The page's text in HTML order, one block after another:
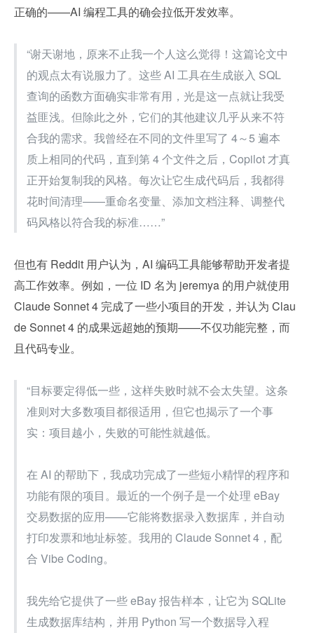
正确的——AI 编程工具的确会拉低开发效率。
“谢天谢地，原来不止我一个人这么觉得！这篇论文中
的观点太有说服力了。这些 AI 工具在生成嵌入 SQL
查询的函数方面确实非常有用，光是这一点就让我受
益匪浅。但除此之外，它们的其他建议几乎从来不符
合我的需求。我曾经在不同的文件里写了 4～5 遍本
质上相同的代码，直到第 4 个文件之后，Copilot 才真
正开始复制我的风格。每次让它生成代码后，我都得
花时间清理——重命名变量、添加文档注释、调整代
码风格以符合我的标准……”
但也有 Reddit 用户认为，AI 编码工具能够帮助开发者提
高工作效率。例如，一位 ID 名为 jeremya 的用户就使用
Claude Sonnet 4 完成了一些小项目的开发，并认为 Clau
de Sonnet 4 的成果远超她的预期——不仅功能完整，而
且代码专业。
“目标要定得低一些，这样失败时就不会太失望。这条
准则对大多数项目都很适用，但它也揭示了一个事
实：项目越小，失败的可能性就越低。
在 AI 的帮助下，我成功完成了一些短小精悍的程序和
功能有限的项目。最近的一个例子是一个处理 eBay
交易数据的应用——它能将数据录入数据库，并自动
打印发票和地址标签。我用的 Claude Sonnet 4，配
合 Vibe Coding。
我先给它提供了一些 eBay 报告样本，让它为 SQLite
生成数据库结构，并用 Python 写一个数据导入程